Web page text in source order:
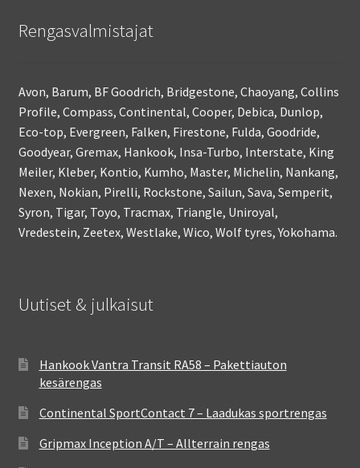
Rengasvalmistajat
Avon, Barum, BF Goodrich, Bridgestone, Chaoyang, Collins
Profile, Compass, Continental, Cooper, Debica, Dunlop,
Eco-top, Evergreen, Falken, Firestone, Fulda, Goodride,
Goodyear, Gremax, Hankook, Insa-Turbo, Interstate, King
Meiler, Kleber, Kontio, Kumho, Master, Michelin, Nankang,
Nexen, Nokian, Pirelli, Rockstone, Sailun, Sava, Semperit,
Syron, Tigar, Toyo, Tracmax, Triangle, Uniroyal,
Vredestein, Zeetex, Westlake, Wico, Wolf tyres, Yokohama.
Uutiset & julkaisut
Hankook Vantra Transit RA58 – Pakettiauton
kesärengas
Continental SportContact 7 – Laadukas sportrengas
Gripmax Inception A/T – Allterrain rengas